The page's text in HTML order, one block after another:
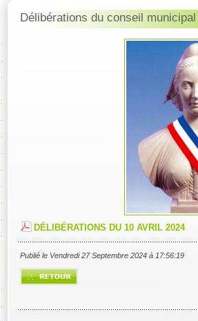
Délibérations du conseil
DÉLIBÉRATIONS DU 10 AVRIL 2024
Publié le Vendredi 27 Septembre 2024 à 17:56:19